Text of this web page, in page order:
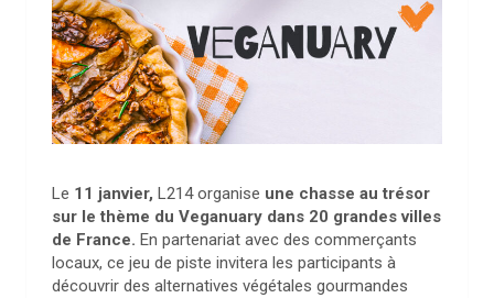
Le 11 janvier, L214 organise une chasse au trésor
sur le thème du Veganuary dans 20 grandes villes
de France. En partenariat avec des commerçants
locaux, ce jeu de piste invitera les participants à
découvrir des alternatives végétales gourmandes